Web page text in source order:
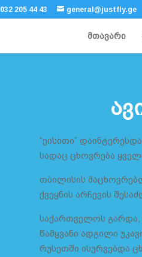
032 205 44 43 general@justfly.ge
მთავარი
“ეისითი”
სადაც ცხოვრება
თბილისის
ქვეყნის არჩევის
საქართველოს გარდა,
წამყვანი ადგილი
რუსეთში ისურვებდა